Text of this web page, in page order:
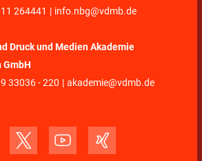
264441 | info.nbg@vdmb.de
Druck und Medien Akademie
GmbH
33036 - 220 | akademie@vdmb.de